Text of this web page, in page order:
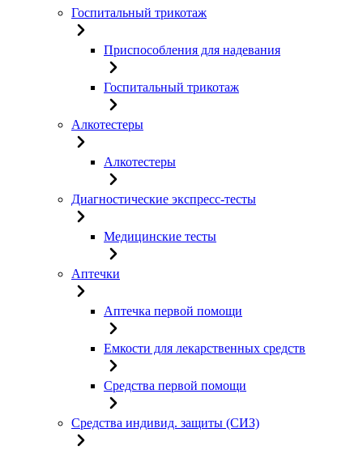
Госпитальный трикотаж
Приспособления для надевания
Госпитальный трикотаж
Алкотестеры
Алкотестеры
Диагностические экспресс-тесты
Медицинские тесты
Аптечки
Аптечка первой помощи
Емкости для лекарственных средств
Средства первой помощи
Средства индивид. защиты (СИЗ)